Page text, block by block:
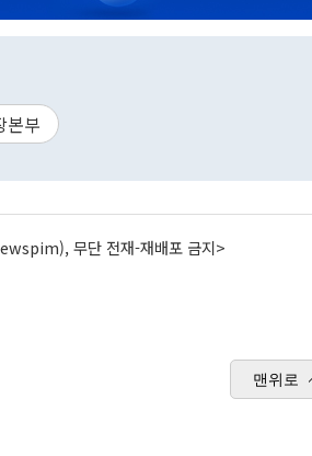
본부
무단 전재-재배포 금지>
맨위로